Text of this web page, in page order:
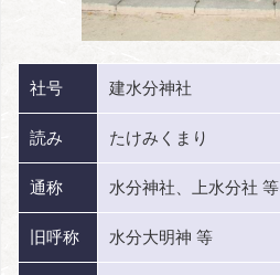
社号 建水分神社
読み たけみくまり
通称 水分神社、上水分社 等
旧呼称 水分大明神 等